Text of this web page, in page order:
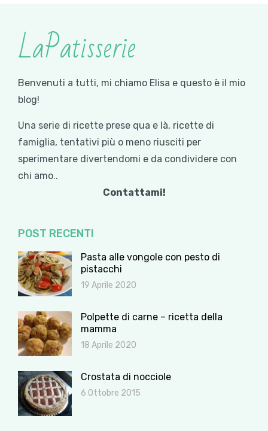
LaPatisserie
Benvenuti a tutti, mi chiamo Elisa e questo è il mio
blog!
Una serie di ricette prese qua e là, ricette di
famiglia, tentativi più o meno riusciti per
sperimentare divertendomi e da condividere con
chi amo..
Contattami!
POST RECENTI
Pasta alle vongole con pesto di
pistacchi
19 Aprile 2020
Polpette di carne – ricetta della
mamma
18 Aprile 2020
Crostata di nocciole
6 Ottobre 2015